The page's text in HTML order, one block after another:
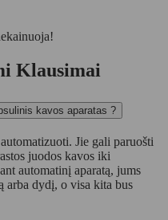
Klausimai
pusiau automatinis ar kapsulinis kavos aparatas ?
Jie gali paruošti
juodos kavos iki
automatinį aparatą, jums
arba dydį, o visa kita bus